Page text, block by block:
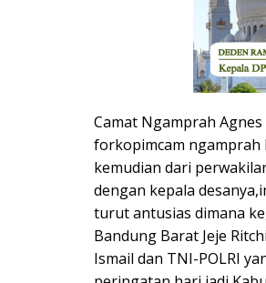
Camat Ngamprah Agnes
forkopimcam ngamprah
kemudian dari
dengan kepala
turut antusias dimana
Bandung Barat Jeje
Ismail dan TNI-POLRI